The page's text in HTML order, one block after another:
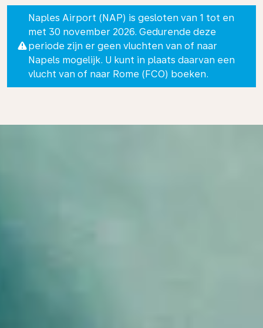
Naples Airport (NAP) is gesloten van 1 tot en
met 30 november 2026. Gedurende deze
periode zijn er geen vluchten van of naar
Napels mogelijk. U kunt in plaats daarvan een
vlucht van of naar Rome (FCO) boeken.